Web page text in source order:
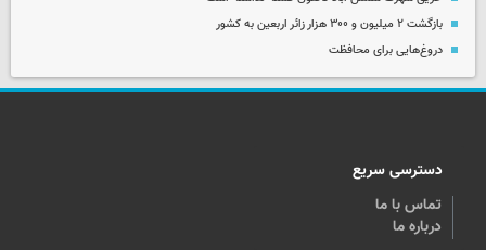
بازگشت ۲ میلیون و ۳۰۰ هزار زائر اربعین به کشور
دروغ‌هایی برای محافظت
دسترسی سریع
تماس با ما
درباره ما